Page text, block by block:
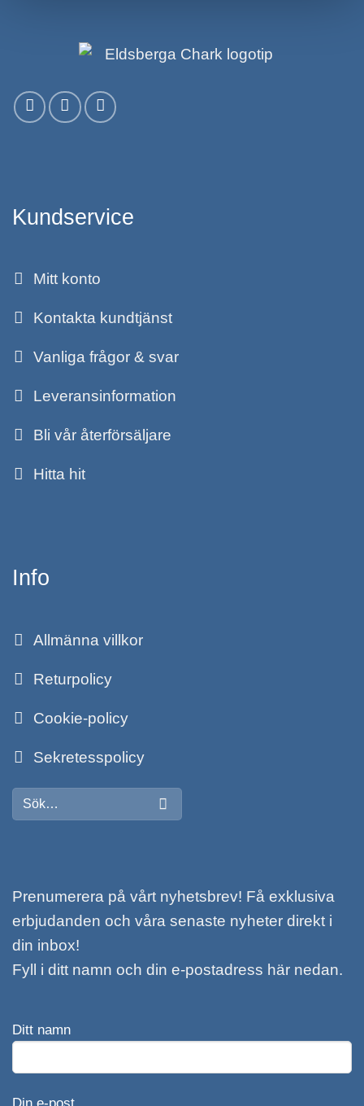
Kundservice
Mitt konto
Kontakta kundtjänst
Vanliga frågor & svar
Leveransinformation
Bli vår återförsäljare
Hitta hit
Info
Allmänna villkor
Returpolicy
Cookie-policy
Sekretesspolicy
Sök
Prenumerera på vårt nyhetsbrev! Få exklusiva
erbjudanden och våra senaste nyheter direkt i
din inbox!
Fyll i ditt namn och din e-postadress här nedan.
Ditt namn
Din e-post